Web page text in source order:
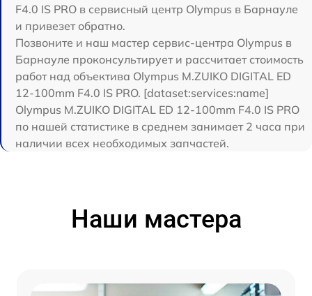
F4.0 IS PRO в сервисный центр Olympus в Барнауле
и привезет обратно.
Позвоните и наш мастер сервис-центра Olympus в
Барнауле проконсультирует и рассчитает стоимость
работ над объектива Olympus M.ZUIKO DIGITAL ED
12‑100mm F4.0 IS PRO. [dataset:services:name]
Olympus M.ZUIKO DIGITAL ED 12‑100mm F4.0 IS PRO
по нашей статистике в среднем занимает 2 часа при
наличии всех необходимых запчастей.
Наши мастера